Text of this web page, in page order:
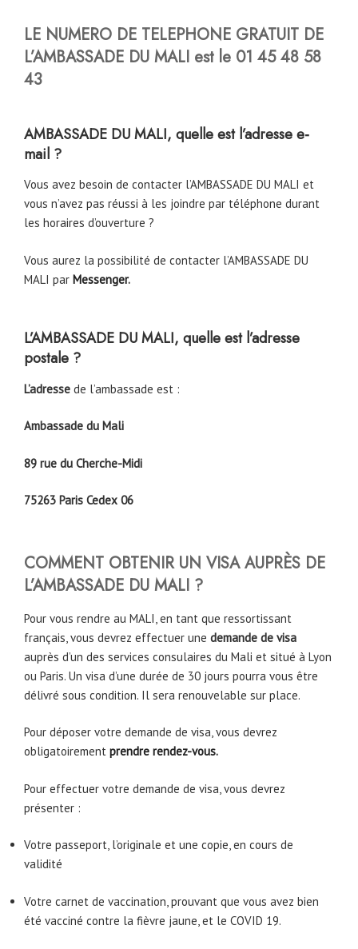
LE NUMERO DE TELEPHONE GRATUIT DE
L’AMBASSADE DU MALI est le 01 45 48 58
43
AMBASSADE DU MALI, quelle est l’adresse e-
mail ?
Vous avez besoin de contacter l’AMBASSADE DU MALI et
vous n’avez pas réussi à les joindre par téléphone durant
les horaires d’ouverture ?
Vous aurez la possibilité de contacter l’AMBASSADE DU
MALI par Messenger.
L’AMBASSADE DU MALI, quelle est l’adresse
postale ?
L’adresse de l’ambassade est :
Ambassade du Mali
89 rue du Cherche-Midi
75263 Paris Cedex 06
COMMENT OBTENIR UN VISA AUPRÈS DE
L’AMBASSADE DU MALI ?
Pour vous rendre au MALI, en tant que ressortissant
français, vous devrez effectuer une demande de visa
auprès d’un des services consulaires du Mali et situé à Lyon
ou Paris. Un visa d’une durée de 30 jours pourra vous être
délivré sous condition. Il sera renouvelable sur place.
Pour déposer votre demande de visa, vous devrez
obligatoirement prendre rendez-vous.
Pour effectuer votre demande de visa, vous devrez
présenter :
Votre passeport, l’originale et une copie, en cours de
validité
Votre carnet de vaccination, prouvant que vous avez bien
été vacciné contre la fièvre jaune, et le COVID 19.